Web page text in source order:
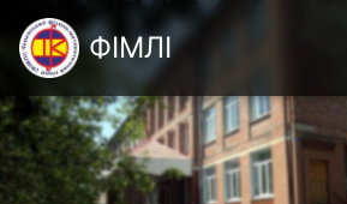
Перейти
до
основного
вмісту
ФІМЛІ